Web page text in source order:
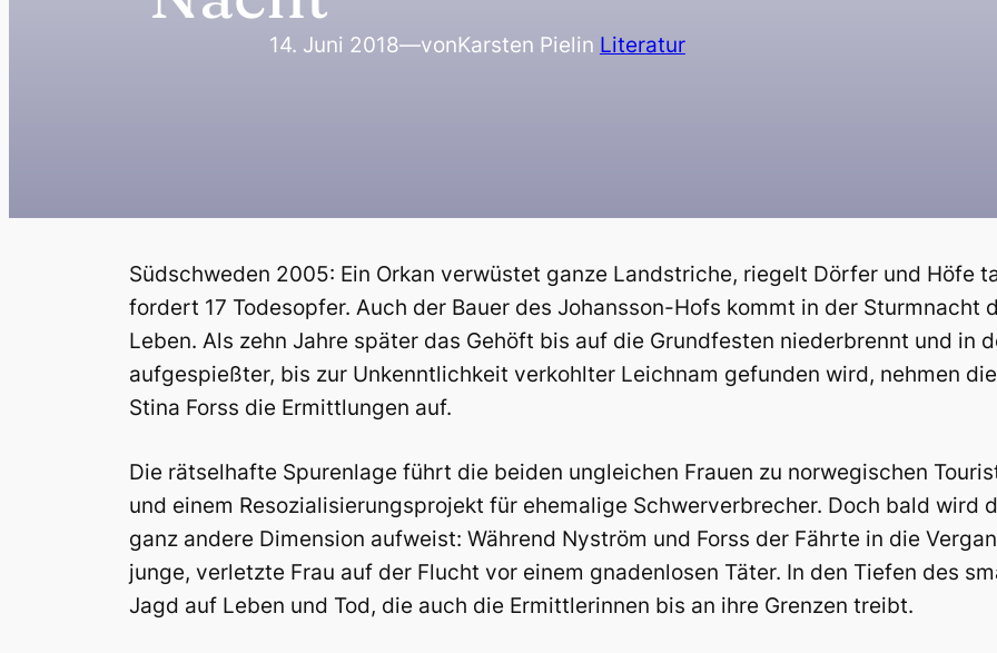
14. Juni 2018—vonKarsten Pielin Literatur
Südschweden 2005: Ein Orkan verwüstet ganze Landstriche, riegelt Dörfer und Höfe
fordert 17 Todesopfer. Auch der Bauer des Johansson-Hofs kommt in der Sturmnacht
Leben. Als zehn Jahre später das Gehöft bis auf die Grundfesten niederbrennt und in
aufgespießter, bis zur Unkenntlichkeit verkohlter Leichnam gefunden wird, nehmen
Stina Forss die Ermittlungen auf.
Die rätselhafte Spurenlage führt die beiden ungleichen Frauen zu norwegischen
und einem Resozialisierungsprojekt für ehemalige Schwerverbrecher. Doch bald wird
ganz andere Dimension aufweist: Während Nyström und Forss der Fährte in die
junge, verletzte Frau auf der Flucht vor einem gnadenlosen Täter. In den Tiefen des
Jagd auf Leben und Tod, die auch die Ermittlerinnen bis an ihre Grenzen treibt.